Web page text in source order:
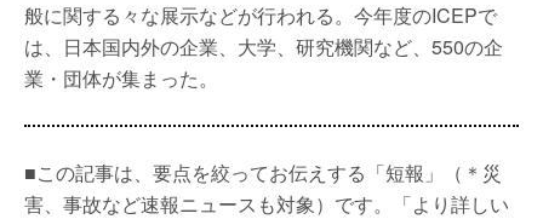
般に関する々な展示などが行われる。今年度のICEPで
は、日本国内外の企業、大学、研究機関など、550の企
業・団体が集まった。
■この記事は、要点を絞ってお伝えする「短報」（＊災
害、事故など速報ニュースも対象）です。「より詳しい